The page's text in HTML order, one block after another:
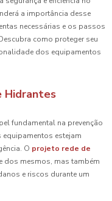
a importância desse
necessárias e os passos
como proteger seu
dos equipamentos
Hidrantes
fundamental na prevenção
equipamentos estejam
O projeto rede de
dos mesmos, mas também
e riscos durante um